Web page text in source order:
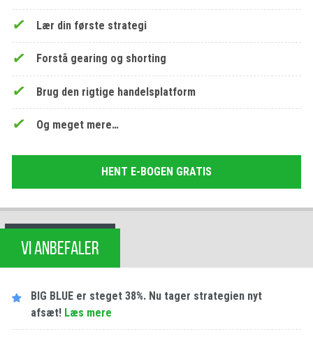
Lær din første strategi
Forstå gearing og shorting
Brug den rigtige handelsplatform
Og meget mere…
HENT E-BOGEN GRATIS
VI ANBEFALER
BIG BLUE er steget 38%. Nu tager strategien nyt
afsæt! Læs mere